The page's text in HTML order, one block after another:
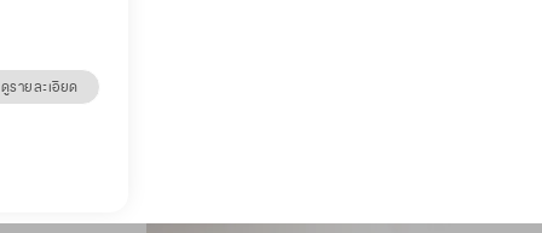
ดูรายละเอียด